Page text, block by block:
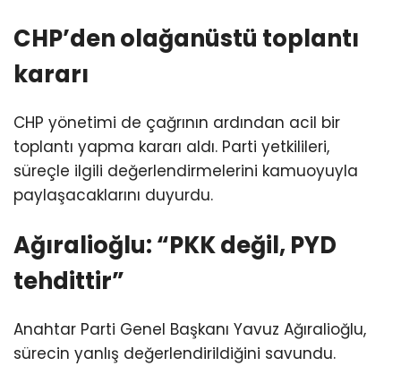
CHP’den olağanüstü toplantı
kararı
CHP yönetimi de çağrının ardından acil bir
toplantı yapma kararı aldı. Parti yetkilileri,
süreçle ilgili değerlendirmelerini kamuoyuyla
paylaşacaklarını duyurdu.
Ağıralioğlu: “PKK değil, PYD
tehdittir”
Anahtar Parti Genel Başkanı Yavuz Ağıralioğlu,
sürecin yanlış değerlendirildiğini savundu.